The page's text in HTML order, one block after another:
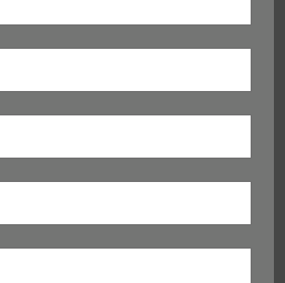
oder Grundstück –
und enger Vernetzung
auf einen erfolgreichen und
erheblich.